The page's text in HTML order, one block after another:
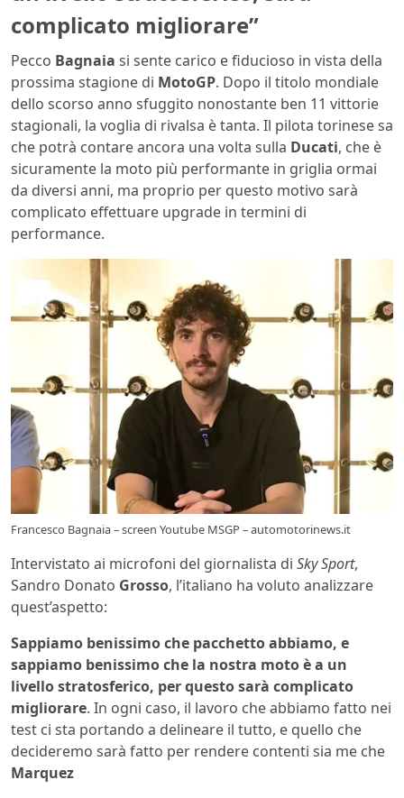
complicato migliorare”
Pecco Bagnaia si sente carico e fiducioso in vista della
prossima stagione di MotoGP. Dopo il titolo mondiale
dello scorso anno sfuggito nonostante ben 11 vittorie
stagionali, la voglia di rivalsa è tanta. Il pilota torinese sa
che potrà contare ancora una volta sulla Ducati, che è
sicuramente la moto più performante in griglia ormai
da diversi anni, ma proprio per questo motivo sarà
complicato effettuare upgrade in termini di
performance.
Francesco Bagnaia – screen Youtube MSGP – automotorinews.it
Intervistato ai microfoni del giornalista di Sky Sport,
Sandro Donato Grosso, l’italiano ha voluto analizzare
quest’aspetto:
Sappiamo benissimo che pacchetto abbiamo, e
sappiamo benissimo che la nostra moto è a un
livello stratosferico, per questo sarà complicato
migliorare. In ogni caso, il lavoro che abbiamo fatto nei
test ci sta portando a delineare il tutto, e quello che
decideremo sarà fatto per rendere contenti sia me che
Marquez